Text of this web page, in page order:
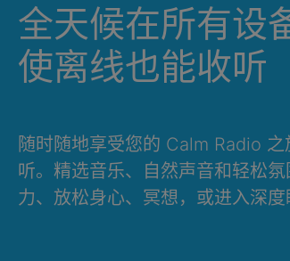
全天候在所有设
使离线也能收听
随时随地享受您的 Calm Radio
听。精选音乐、自然声音和轻松
力、放松身心、冥想，或进入深度